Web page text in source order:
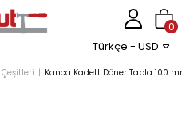
Türkçe - USD
0
Kanca Kadett Döner Tabla 100